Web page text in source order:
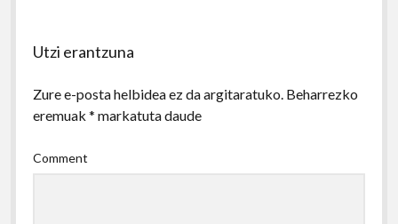
Utzi erantzuna
Zure e-posta helbidea ez da argitaratuko. Beharrezko
eremuak * markatuta daude
Comment